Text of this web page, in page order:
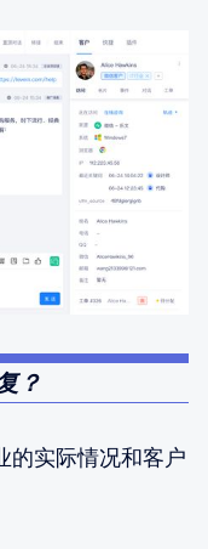
？
的实际情况和客户